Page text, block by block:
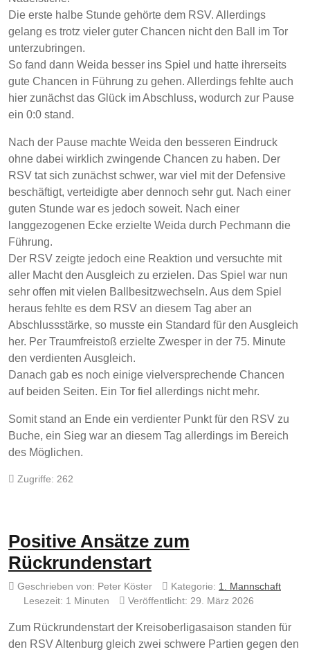
Die erste halbe Stunde gehörte dem RSV. Allerdings
gelang es trotz vieler guter Chancen nicht den Ball im Tor
unterzubringen.
So fand dann Weida besser ins Spiel und hatte ihrerseits
gute Chancen in Führung zu gehen. Allerdings fehlte auch
hier zunächst das Glück im Abschluss, wodurch zur Pause
ein 0:0 stand.
Nach der Pause machte Weida den besseren Eindruck
ohne dabei wirklich zwingende Chancen zu haben. Der
RSV tat sich zunächst schwer, war viel mit der Defensive
beschäftigt, verteidigte aber dennoch sehr gut. Nach einer
guten Stunde war es jedoch soweit. Nach einer
langgezogenen Ecke erzielte Weida durch Pechmann die
Führung.
Der RSV zeigte jedoch eine Reaktion und versuchte mit
aller Macht den Ausgleich zu erzielen. Das Spiel war nun
sehr offen mit vielen Ballbesitzwechseln. Aus dem Spiel
heraus fehlte es dem RSV an diesem Tag aber an
Abschlussstärke, so musste ein Standard für den Ausgleich
her. Per Traumfreistoß erzielte Zwesper in der 75. Minute
den verdienten Ausgleich.
Danach gab es noch einige vielversprechende Chancen
auf beiden Seiten. Ein Tor fiel allerdings nicht mehr.
Somit stand an Ende ein verdienter Punkt für den RSV zu
Buche, ein Sieg war an diesem Tag allerdings im Bereich
des Möglichen.
Zugriffe: 262
Positive Ansätze zum
Rückrundenstart
Geschrieben von: Peter Köster Kategorie: 1. Mannschaft
Lesezeit: 1 Minuten
Veröffentlicht: 29. März 2026
Zum Rückrundenstart der Kreisoberligasaison standen für
den RSV Altenburg gleich zwei schwere Partien gegen den